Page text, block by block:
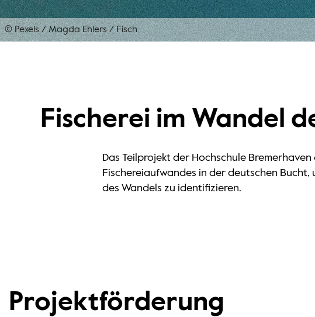
© Pexels / Magda Ehlers/Fisch
Fischerei im Wandel
Das Teilprojekt der Hochschule
Fischereiaufwandes in der deutschen
des Wandels zu identifizieren.
Projektförderung